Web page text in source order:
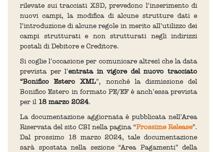
rilevate sui tracciati XSD, prevedono l’inserimento di
nuovi campi, la modifica di alcune strutture dati e
l’introduzione di alcune regole in merito all’utilizzo dei
campi strutturati e non strutturati negli indirizzi
postali di Debitore e Creditore.
Si coglie l’occasione per comunicare altresì che la data
prevista per l’entrata in vigore del nuovo tracciato
“Bonifico Estero XML”, nonché la dismissione del
Bonifico Estero in formato PE/EF è anch’essa prevista
per il 18 marzo 2024.
La documentazione aggiornata è pubblicata nell’Area
Riservata del sito CBI nella pagina “Prossime Release”.
Dal prossimo 18 marzo 2024, tale documentazione
sarà spostata nella sezione “Area Pagamenti” della